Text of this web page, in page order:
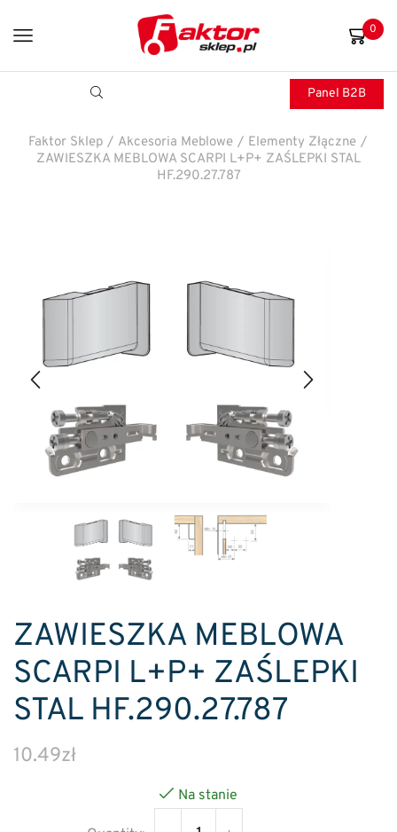
0
Panel B2B
Faktor Sklep / Akcesoria Meblowe / Elementy Złączne /
ZAWIESZKA MEBLOWA SCARPI L+P+ ZAŚLEPKI STAL
HF.290.27.787
ZAWIESZKA MEBLOWA
SCARPI L+P+ ZAŚLEPKI
STAL HF.290.27.787
10.49zł
Na stanie